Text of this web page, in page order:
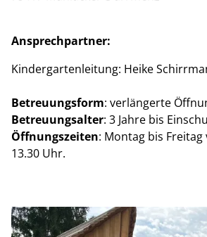
Ansprechpartner:
Kindergartenleitung: Heike
Betreuungsform: verlängerte
Betreuungsalter: 3 Jahre bis
Öffnungszeiten: Montag bis
13.30 Uhr.